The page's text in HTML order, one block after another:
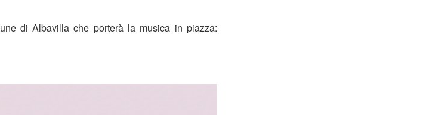
di Albavilla che porterà la musica in piazza: